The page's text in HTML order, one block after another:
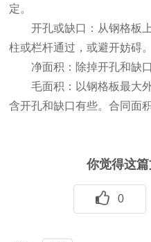
定。
开孔或缺口：从钢格板上
柱或栏杆通过，或避开妨碍。
净面积：除掉开孔和缺口
毛面积：以钢格板最大外
含开孔和缺口有些。合同面
你觉得这
0